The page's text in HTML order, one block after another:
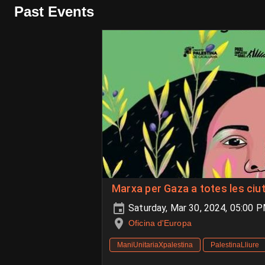
Past Events
Marxa per Gaza a totes les
Saturday, Mar 30, 2024, 05:00
Oficina d'Europa
ManiUnitariaXpalestina PalestinaLliure